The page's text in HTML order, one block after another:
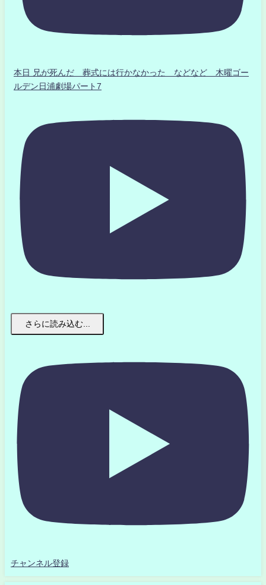
本日 兄が死んだ 葬式には行かなかった などなど 木曜ゴー
ルデン日浦劇場パート7
さらに読み込む...
チャンネル登録